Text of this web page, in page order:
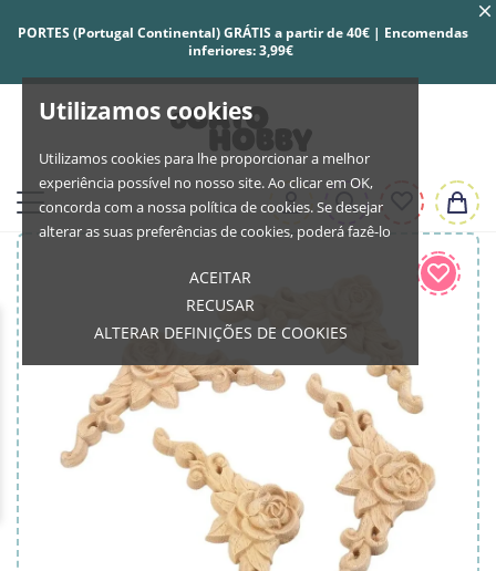
Utilizamos cookies
Utilizamos cookies para lhe proporcionar a melhor
experiência possível no nosso site. Ao clicar em OK,
concorda com a nossa política de cookies. Se desejar
alterar as suas preferências de cookies, poderá fazê-lo
ACEITAR
RECUSAR
ALTERAR DEFINIÇÕES DE COOKIES
PORTES (Portugal Continental) GRÁTIS a partir de 40€ | Encomendas
inferiores: 3,99€